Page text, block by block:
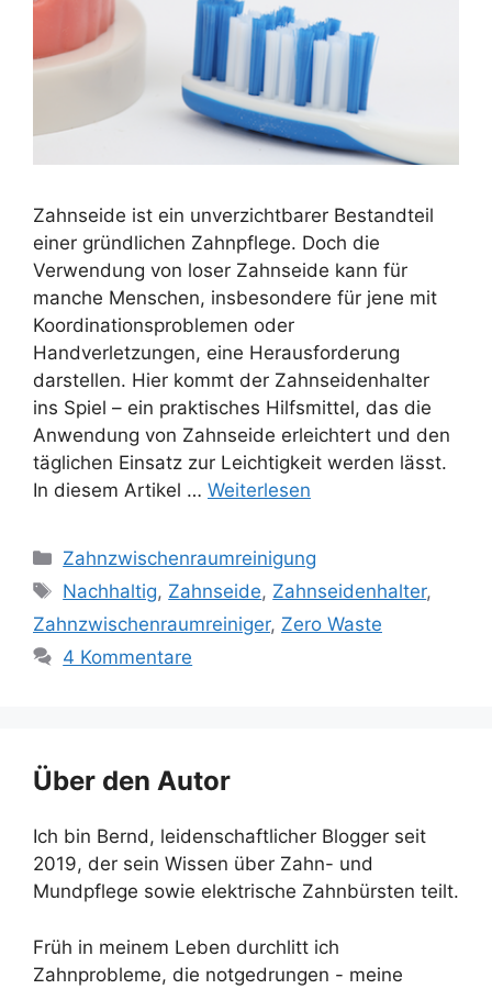
Zahnseide ist ein unverzichtbarer Bestandteil
einer gründlichen Zahnpflege. Doch die
Verwendung von loser Zahnseide kann für
manche Menschen, insbesondere für jene mit
Koordinationsproblemen oder
Handverletzungen, eine Herausforderung
darstellen. Hier kommt der Zahnseidenhalter
ins Spiel – ein praktisches Hilfsmittel, das die
Anwendung von Zahnseide erleichtert und den
täglichen Einsatz zur Leichtigkeit werden lässt.
In diesem Artikel … Weiterlesen
Kategorien
Zahnzwischenraumreinigung
Schlagwörter
Nachhaltig, Zahnseide, Zahnseidenhalter,
Zahnzwischenraumreiniger, Zero Waste
4 Kommentare
Über den Autor
Ich bin Bernd, leidenschaftlicher Blogger seit
2019, der sein Wissen über Zahn- und
Mundpflege sowie elektrische Zahnbürsten teilt.
Früh in meinem Leben durchlitt ich
Zahnprobleme, die notgedrungen - meine